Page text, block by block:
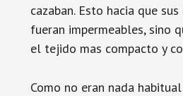
cazaban. Esto hacia que
fueran impermeables, sino
el tejido mas compacto y
Como no eran nada